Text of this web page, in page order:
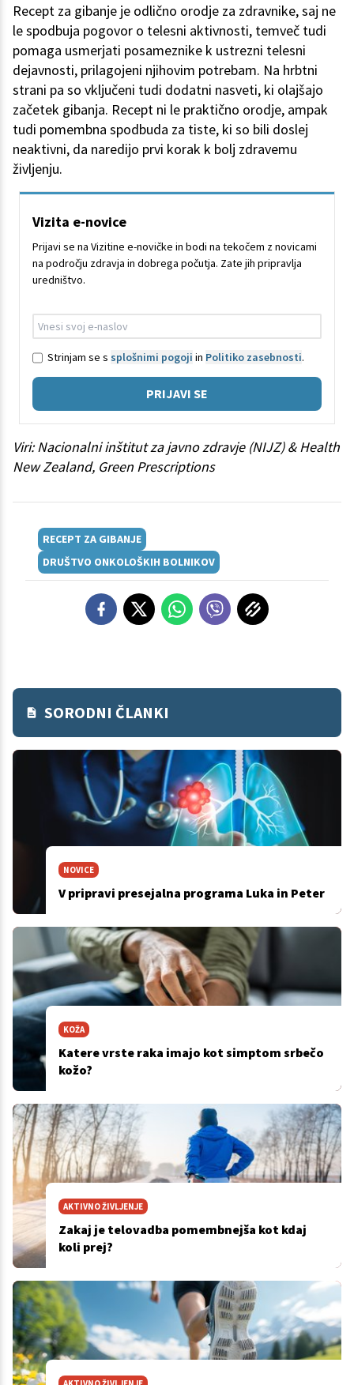
Recept za gibanje je odlično orodje za zdravnike, saj ne
le spodbuja pogovor o telesni aktivnosti, temveč tudi
pomaga usmerjati posameznike k ustrezni telesni
dejavnosti, prilagojeni njihovim potrebam. Na hrbtni
strani pa so vključeni tudi dodatni nasveti, ki olajšajo
začetek gibanja. Recept ni le praktično orodje, ampak
tudi pomembna spodbuda za tiste, ki so bili doslej
neaktivni, da naredijo prvi korak k bolj zdravemu
življenju.
Vizita e-novice
Prijavi se na Vizitine e-novičke in bodi na tekočem z novicami
na področju zdravja in dobrega počutja. Zate jih pripravlja
uredništvo.
Strinjam se s splošnimi pogoji in Politiko zasebnosti.
PRIJAVI SE
Viri: Nacionalni inštitut za javno zdravje (NIJZ) & Health
New Zealand, Green Prescriptions
RECEPT ZA GIBANJE
DRUŠTVO ONKOLOŠKIH BOLNIKOV
SORODNI ČLANKI
NOVICE
V pripravi presejalna programa Luka in Peter
KOŽA
Katere vrste raka imajo kot simptom srbečo
kožo?
AKTIVNO ŽIVLJENJE
Zakaj je telovadba pomembnejša kot kdaj
koli prej?